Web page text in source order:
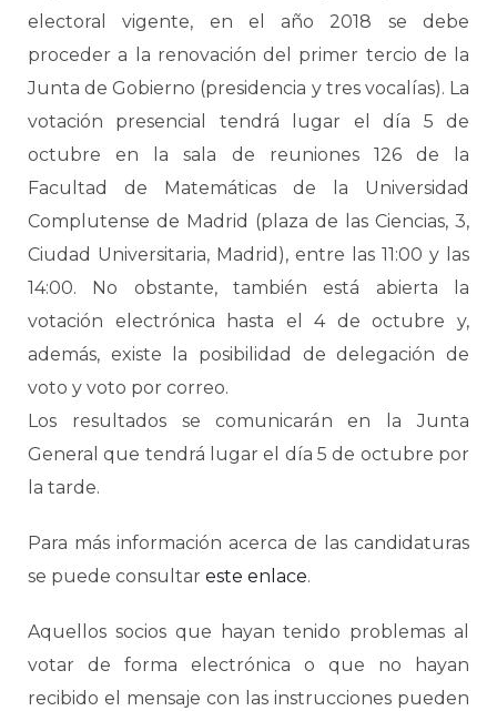
electoral vigente, en el año 2018 se debe
proceder a la renovación del primer tercio de la
Junta de Gobierno (presidencia y tres vocalías). La
votación presencial tendrá lugar el día 5 de
octubre en la sala de reuniones 126 de la
Facultad de Matemáticas de la Universidad
Complutense de Madrid (plaza de las Ciencias, 3,
Ciudad Universitaria, Madrid), entre las 11:00 y las
14:00. No obstante, también está abierta la
votación electrónica hasta el 4 de octubre y,
además, existe la posibilidad de delegación de
voto y voto por correo.
Los resultados se comunicarán en la Junta
General que tendrá lugar el día 5 de octubre por
la tarde.
Para más información acerca de las candidaturas
se puede consultar este enlace.
Aquellos socios que hayan tenido problemas al
votar de forma electrónica o que no hayan
recibido el mensaje con las instrucciones pueden